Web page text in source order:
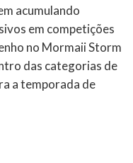
acumulando
em competições
no Mormaii Storm
das categorias de
a temporada de